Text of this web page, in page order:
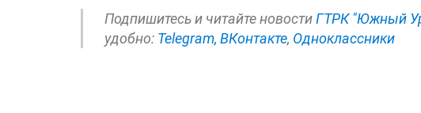
Подпишитесь и читайте новостиГТРК "Южный
удобно: Telegram, ВКонтакте, Одноклассники